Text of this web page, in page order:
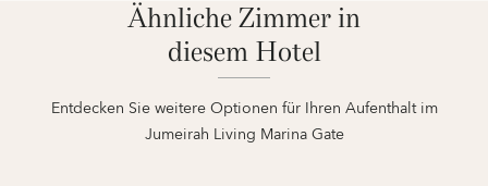
Ähnliche Zimmer in
diesem Hotel
Entdecken Sie weitere Optionen für Ihren Aufenthalt im
Jumeirah Living Marina Gate